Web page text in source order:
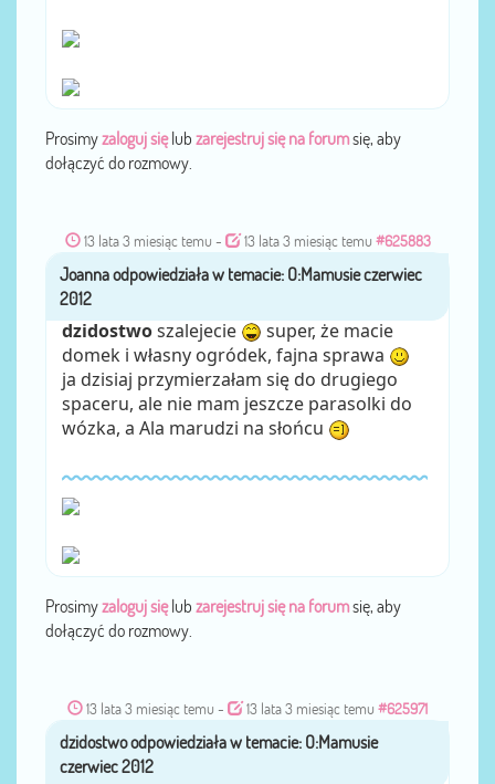
Prosimyzaloguj sięlub zarejestruj się na forumsię, aby
dołączyć do rozmowy.
13 lata 3 miesiąc temu - 13 lata 3 miesiąc temu #625883
przezJoanna
dzidostwoszalejecie
super, że macie
domek i własny ogródek, fajna sprawa
ja dzisiaj przymierzałam się do drugiego
spaceru, ale nie mam jeszcze parasolki do
wózka, a Ala marudzi na słońcu
Prosimyzaloguj sięlub zarejestruj się na forumsię, aby
dołączyć do rozmowy.
13 lata 3 miesiąc temu - 13 lata 3 miesiąc temu #625971
przezdzidostwo